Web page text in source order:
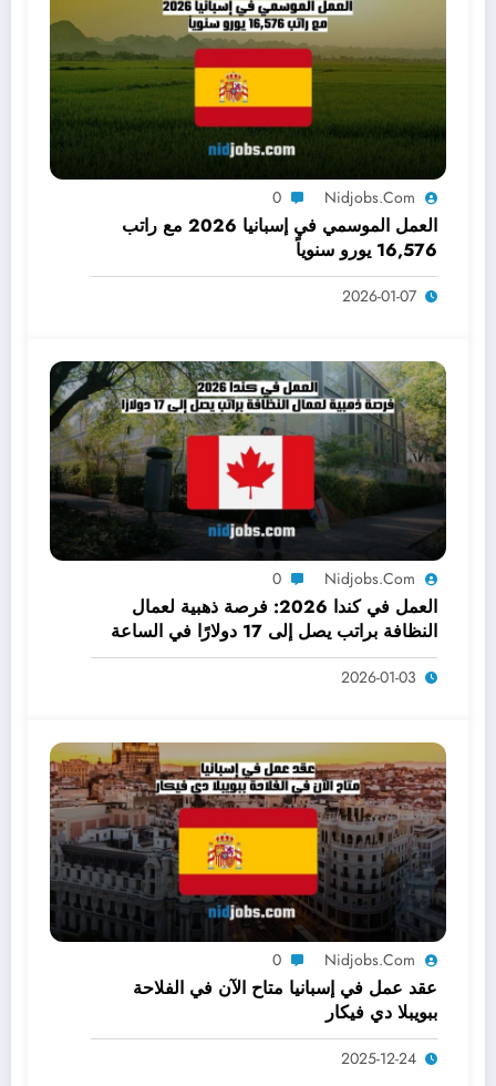
Nidjobs.com
0
العمل الموسمي في إسبانيا 2026 مع راتب
16,576 يورو سنوياً
2026-01-07
Nidjobs.com
0
العمل في كندا 2026: فرصة ذهبية لعمال
النظافة براتب يصل إلى 17 دولارًا في الساعة
2026-01-03
Nidjobs.com
0
عقد عمل في إسبانيا متاح الآن في الفلاحة
ببويبلا دي فيكار
2025-12-24